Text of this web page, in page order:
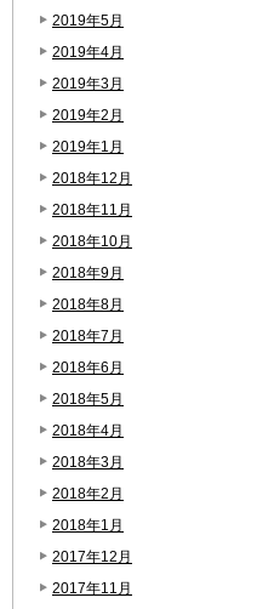
2019年5月
2019年4月
2019年3月
2019年2月
2019年1月
2018年12月
2018年11月
2018年10月
2018年9月
2018年8月
2018年7月
2018年6月
2018年5月
2018年4月
2018年3月
2018年2月
2018年1月
2017年12月
2017年11月